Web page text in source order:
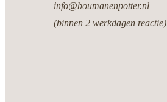
info@boumanenpotter.nl
(binnen 2 werkdagen reactie)